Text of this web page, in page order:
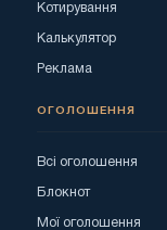
Котирування
Калькулятор
Реклама
ОГОЛОШЕННЯ
Всі оголошення
Блокнот
Мої оголошення